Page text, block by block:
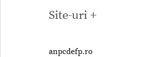
Site-uri +
anpcdefp.ro